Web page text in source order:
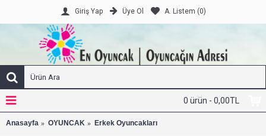
Giriş Yap Üye Ol A. Listem (0)
0 ürün - 0,00TL
Anasayfa OYUNCAK Erkek Oyuncakları